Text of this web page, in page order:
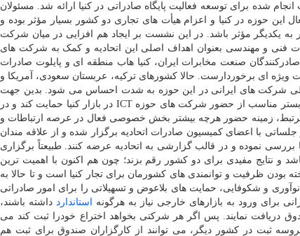
شده برای توسعه فعالیت پایگاه صادراتی در کنیا ارائه شد. مسئولان
این حوزه در کنیا و اعزام هیأت های تجاری دو کشور بسیار مؤثر بوده و
یکدیگر مؤثر باشد. در این نشست بر ایجاد هم افزایی در میان شرکت
و مهندسی بعنوان اهداف اصلی این اتحادیه و کمک به شرکت های
صادرکنندگان صنعت مخابرات ایران، کنیا هاب منطقه ای و پایلوت صادرات
ای برخوردارست. حالا کشورهای ترکیه، عربستان سعودی، آمریکا و
شرکت های ایرانی در این حوزه به شدت احساس می شود. بدین جهت
اتحادیه صادرکنندگان صنعت مخابرات ایران آمادگی دارد تا با ایجاد این بستر مناسب از حضور شرکت های حوزه ICT در بازار کنیا حمایت کند و در
مرتبط، زمینه حضور هرچه بیشتر بخش خصوصی فعال در عرصه ارتباطات و
جلساتی با اعضای کمیسیون صادرات اتحادیه برگزار شده و از علاقه مندان
بررسی نموده و در قالب گزارشی به اتحادیه عرضه کنند. طبیعتاً برگزاری
مفیدی برای دو کشور رقم بزند؛ چون هم اکنون با اهمیت ترین
بودن ظرفیت و توانمندی های کشورمان برای تجار کنیا است و تا حالا به
و شکوفایی، حمایت های بلاعوض و تسهیلاتی را برای امور صادراتی
برای ورود به بازارهای خارجی نیاز به هرگونه
استاندارد داشته باشند،
دریافت نمایند. پس اگر هر شرکتی بخواهد اختراع خودرا ثبت کند می
ثبت در کشور دیگر، می توانند از کارگزاران صندوق برای ثبت هم